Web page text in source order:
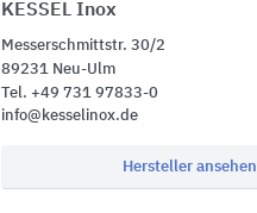
KESSEL Inox
Messerschmittstr. 30/2
89231 Neu-Ulm
Tel. +49 731 97833-0
info@kesselinox.de
Hersteller ansehen